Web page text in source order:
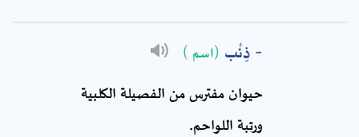
ذِئْب (اسم )
حيوان مفترس من الفصيلة الكلبية
ورتبة اللواحم.
Comment: *